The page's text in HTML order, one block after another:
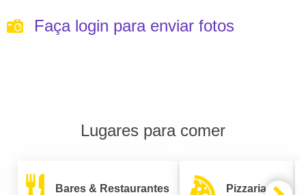
Faça login para enviar fotos
Lugares para comer
Bares & Restaurantes Pizzarias